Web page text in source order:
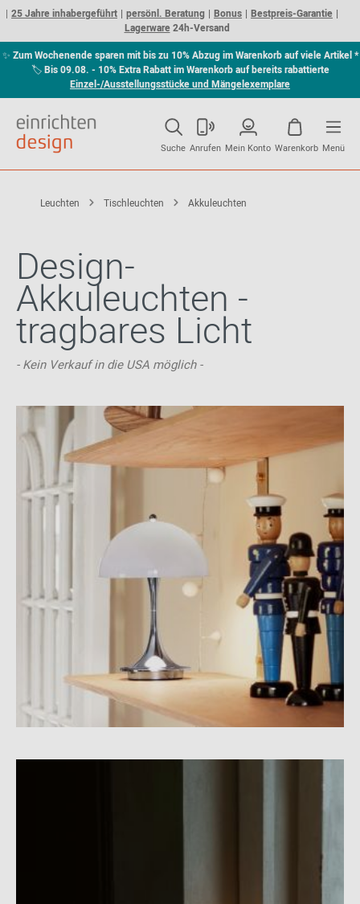
25 Jahre inhabergeführt persönl. Beratung Bonus
Bestpreis-Garantie
Lagerware24h-Versand
✨ Zum Wochenende sparen mit bis zu 10% Abzug im Warenkorb auf viele Artikel *
🏷Bis 09.08. - 10% Extra Rabatt im Warenkorb auf bereits rabattierte
Einzel-/Ausstellungsstücke und Mängelexemplare
Suche Anrufen Mein Konto Warenkorb Menü
Leuchten Tischleuchten Akkuleuchten
Design-
Akkuleuchten -
tragbares Licht
- Kein Verkauf in die USA möglich -